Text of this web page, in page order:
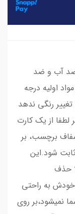
آب و ضد
اولیه درجه
رنگی ندهد
لطفا از یک کارت
شفاف برچسب، بر
شود.این
حذف
به راحتی
نمیشود،بر روی